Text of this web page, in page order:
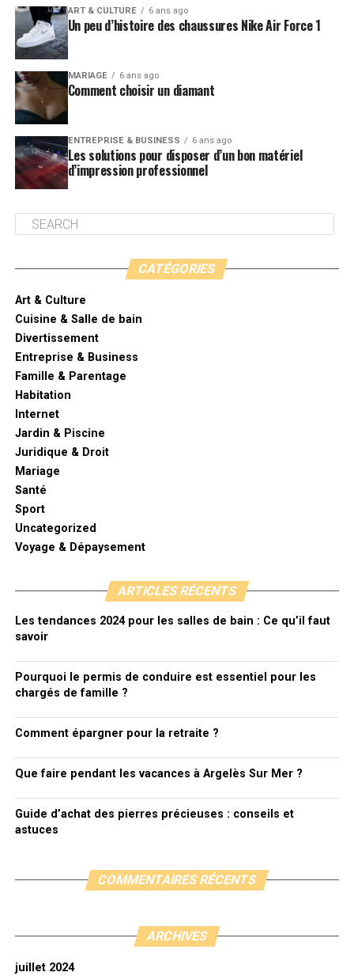
ART & CULTURE 6 ans ago
Un peu d’histoire des chaussures Nike Air Force 1
MARIAGE 6 ans ago
Comment choisir un diamant
ENTREPRISE & BUSINESS 6 ans ago
Les solutions pour disposer d’un bon matériel
d’impression professionnel
CATÉGORIES
Art & Culture
Cuisine & Salle de bain
Divertissement
Entreprise & Business
Famille & Parentage
Habitation
Internet
Jardin & Piscine
Juridique & Droit
Mariage
Santé
Sport
Uncategorized
Voyage & Dépaysement
ARTICLES RÉCENTS
Les tendances 2024 pour les salles de bain : Ce qu’il faut
savoir
Pourquoi le permis de conduire est essentiel pour les
chargés de famille ?
Comment épargner pour la retraite ?
Que faire pendant les vacances à Argelès Sur Mer ?
Guide d’achat des pierres précieuses : conseils et
astuces
COMMENTAIRES RÉCENTS
ARCHIVES
juillet 2024